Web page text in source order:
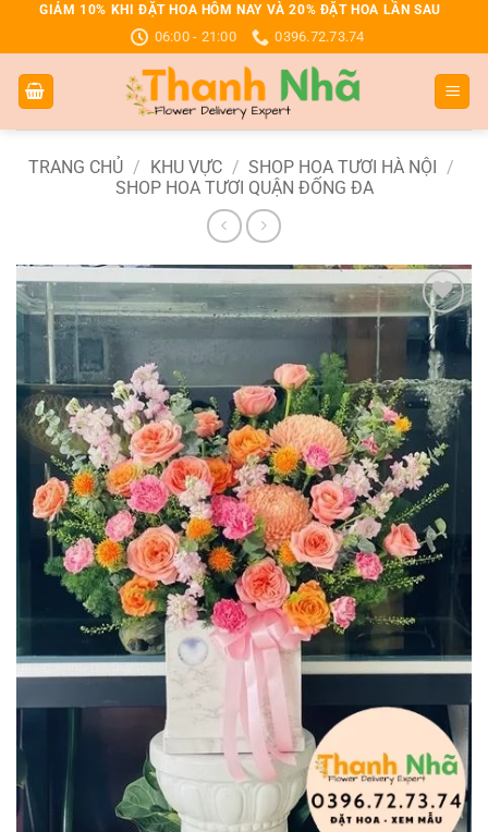
dung
GIẢM 10% KHI ĐẶT HOA HÔM NAY VÀ 20% ĐẶT HOA LẦN SAU
06:00 - 21:00 0396.72.73.74
TRANG CHỦ / KHU VỰC / SHOP HOA TƯƠI HÀ NỘI /
SHOP HOA TƯƠI QUẬN ĐỐNG ĐA
Add to
wishlist